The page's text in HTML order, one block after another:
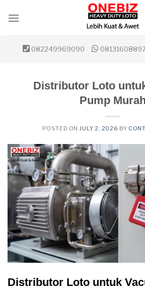
082249969090
Distributor Loto
Pump Murah
POSTED ON JULY 2, 2026 BY
Distributor Loto untuk